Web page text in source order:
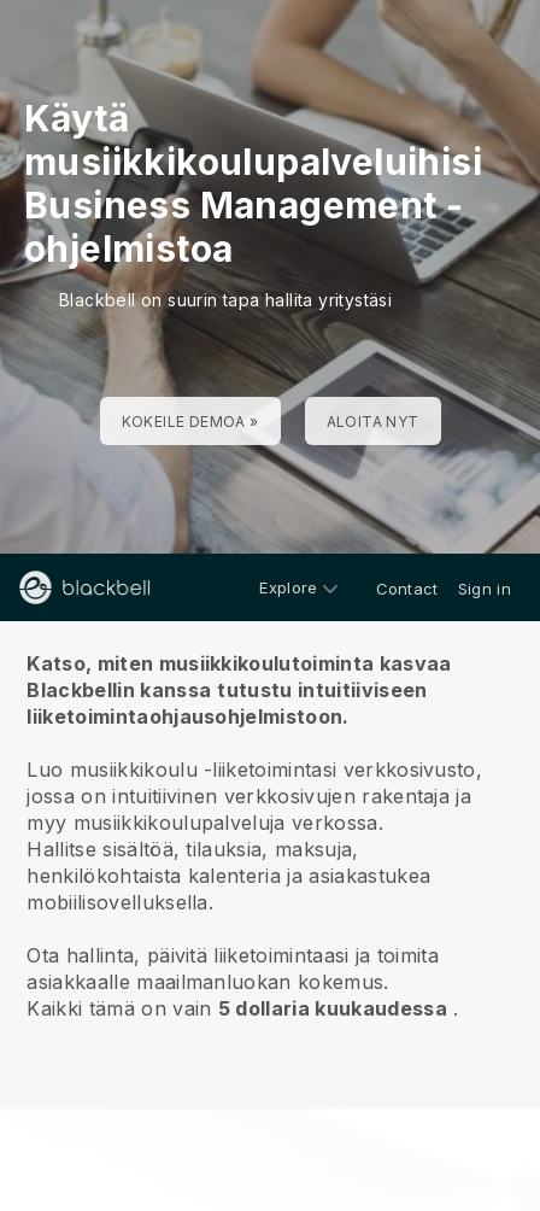
Käytä
musiikkikoulupalveluihisi
Business Management -
ohjelmistoa
Blackbell on suurin tapa hallita yritystäsi
KOKEILE DEMOA » ALOITA NYT
Explore Contact Sign in
Katso, miten musiikkikoulutoiminta kasvaa
Blackbellin kanssa tutustu intuitiiviseen
liiketoimintaohjausohjelmistoon.
Luo musiikkikoulu -liiketoimintasi verkkosivusto,
jossa on intuitiivinen verkkosivujen rakentaja ja
myy musiikkikoulupalveluja verkossa.
Hallitse sisältöä, tilauksia, maksuja,
henkilökohtaista kalenteria ja asiakastukea
mobiilisovelluksella.
Ota hallinta, päivitä liiketoimintaasi ja toimita
asiakkaalle maailmanluokan kokemus.
Kaikki tämä on vain 5 dollaria kuukaudessa .